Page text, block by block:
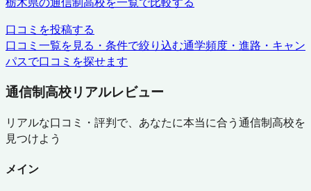
口コミを投稿する
口コミ一覧を見る・条件で絞り込む通学頻度・進路・キャン
パスで口コミを探せます
通信制高校リアルレビュー
リアルな口コミ・評判で、あなたに本当に合う通信制高校を
見つけよう
メイン